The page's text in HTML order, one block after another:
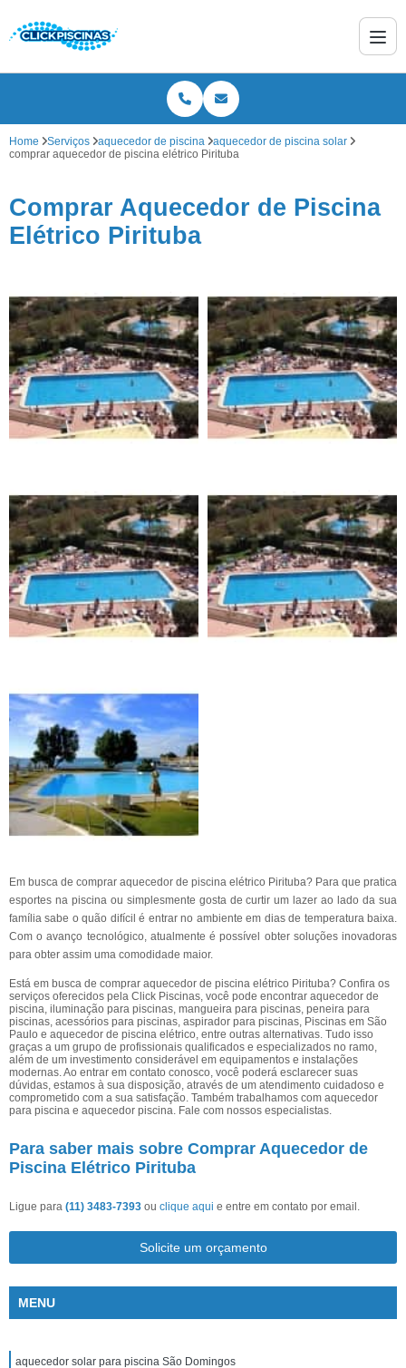
Home Serviços aquecedor de piscina
aquecedor de piscina solar
comprar aquecedor de piscina elétrico Pirituba
Comprar Aquecedor de Piscina
Elétrico Pirituba
Em busca de comprar aquecedor de piscina elétrico Pirituba? Para que pratica
esportes na piscina ou simplesmente gosta de curtir um lazer ao lado da sua
família sabe o quão difícil é entrar no ambiente em dias de temperatura baixa.
Com o avanço tecnológico, atualmente é possível obter soluções inovadoras
para obter assim uma comodidade maior.
Está em busca de comprar aquecedor de piscina elétrico Pirituba? Confira os
serviços oferecidos pela Click Piscinas, você pode encontrar aquecedor de
piscina, iluminação para piscinas, mangueira para piscinas, peneira para
piscinas, acessórios para piscinas, aspirador para piscinas, Piscinas em São
Paulo e aquecedor de piscina elétrico, entre outras alternativas. Tudo isso
graças a um grupo de profissionais qualificados e especializados no ramo,
além de um investimento considerável em equipamentos e instalações
modernas. Ao entrar em contato conosco, você poderá esclarecer suas
dúvidas, estamos à sua disposição, através de um atendimento cuidadoso e
comprometido com a sua satisfação. Também trabalhamos com aquecedor
para piscina e aquecedor piscina. Fale com nossos especialistas.
Para saber mais sobre Comprar Aquecedor de
Piscina Elétrico Pirituba
Ligue para (11) 3483-7393 ou clique aqui e entre em contato por email.
Solicite um orçamento
MENU
aquecedor solar para piscina São Domingos